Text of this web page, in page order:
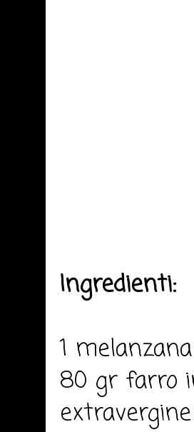
Ingredienti:
1
80 gr farro